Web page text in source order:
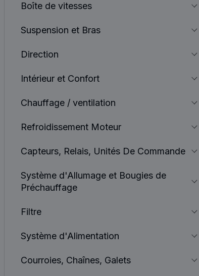
Boîte de vitesses
Suspension et Bras
Direction
Intérieur et Confort
Chauffage / ventilation
Refroidissement Moteur
Capteurs, Relais, Unités De Commande
Système d'Allumage et Bougies de
Préchauffage
Filtre
Système d'Alimentation
Courroies, Chaînes, Galets